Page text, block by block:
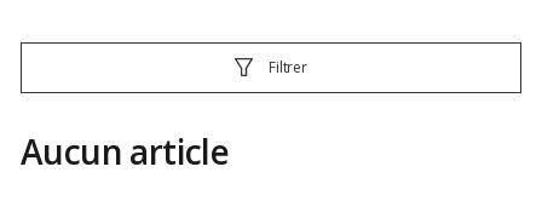
Filtrer
Aucun article